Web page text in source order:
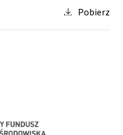
Pobierz